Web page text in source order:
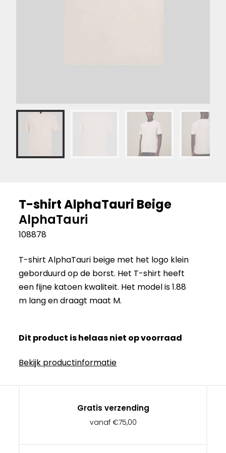
T-shirt AlphaTauri Beige
AlphaTauri
108878
T-shirt AlphaTauri beige met het logo klein
geborduurd op de borst. Het T-shirt heeft
een fijne katoen kwaliteit. Het model is 1.88
m lang en draagt ​​maat M.
Dit product is helaas niet op voorraad
Bekijk productinformatie
Gratis verzending
vanaf €75,00